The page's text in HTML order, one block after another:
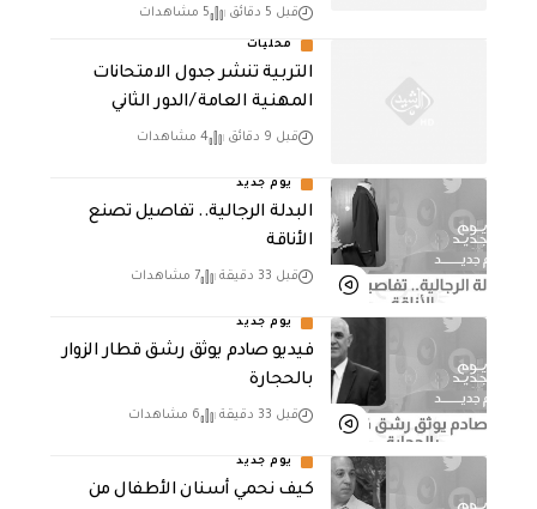
قبل 5 دقائق 5 مشاهدات
محليات
التربية تنشر جدول الامتحانات
المهنية العامة /الدور الثاني
قبل 9 دقائق 4 مشاهدات
يوم جديد
البدلة الرجالية.. تفاصيل تصنع
الأناقة
قبل 33 دقيقة 7 مشاهدات
يوم جديد
فيديو صادم يوثق رشق قطار الزوار
بالحجارة
قبل 33 دقيقة 6 مشاهدات
يوم جديد
كيف نحمي أسنان الأطفال من